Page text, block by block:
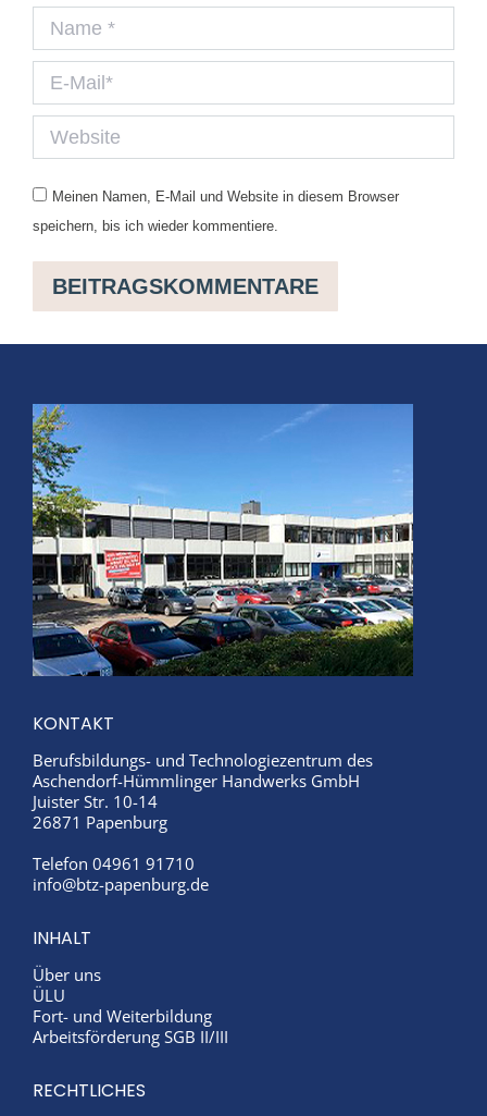
Name *
E-Mail *
Website
Meinen Namen, E-Mail und Website in diesem Browser
speichern, bis ich wieder kommentiere.
BEITRAGSKOMMENTARE
KONTAKT
Berufsbildungs- und Technologiezentrum des
Aschendorf-Hümmlinger Handwerks GmbH
Juister Str. 10-14
26871 Papenburg
Telefon 04961 91710
info@btz-papenburg.de
INHALT
Über uns
ÜLU
Fort- und Weiterbildung
Arbeitsförderung SGB II/III
RECHTLICHES